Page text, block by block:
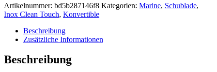
Artikelnummer: bd5b287146f8 Kategorien: Marine, Schublade,
Inox Clean Touch, Konvertible
Beschreibung
Zusätzliche Informationen
Beschreibung